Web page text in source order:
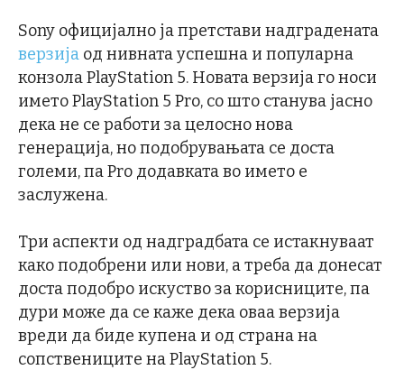
Sony официјално ја претстави надградената
верзија од нивната успешна и популарна
конзола PlayStation 5. Новата верзија го носи
името PlayStation 5 Pro, со што станува јасно
дека не се работи за целосно нова
генерација, но подобрувањата се доста
големи, па Pro додавката во името е
заслужена.
Три аспекти од надградбата се истакнуваат
како подобрени или нови, а треба да донесат
доста подобро искуство за корисниците, па
дури може да се каже дека оваа верзија
вреди да биде купена и од страна на
сопствениците на PlayStation 5.